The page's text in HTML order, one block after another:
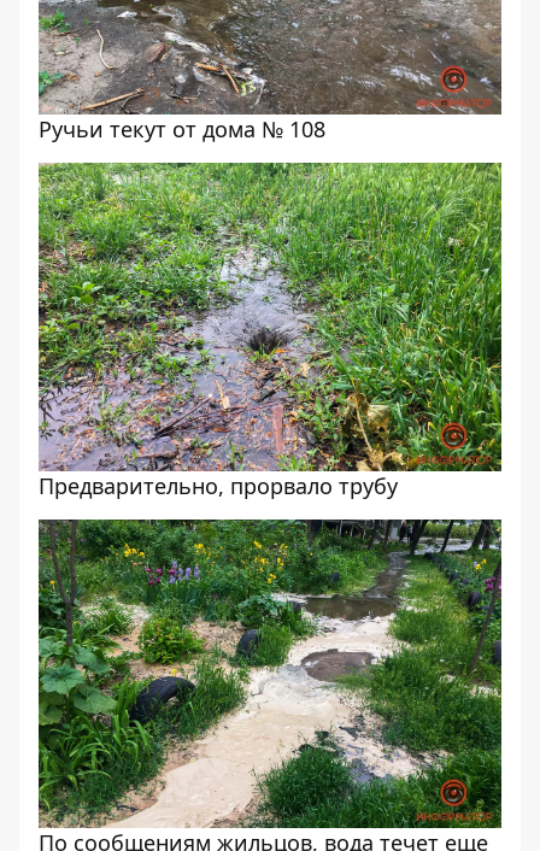
Ручьи текут от дома № 108
Предварительно, прорвало трубу
По сообщениям жильцов, вода течет еще